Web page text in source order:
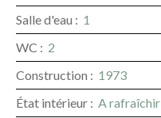
Salle d'eau : 1
WC : 2
Construction : 1973
État intérieur : A rafraîchir